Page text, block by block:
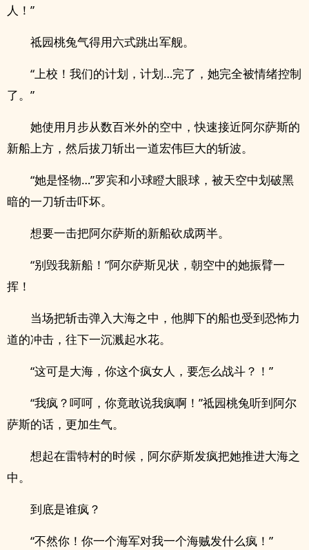
人！”
祗园桃兔气得用六式跳出军舰。
“上校！我们的计划，计划…完了，她完全被情绪控制
了。”
她使用月步从数百米外的空中，快速接近阿尔萨斯的
新船上方，然后拔刀斩出一道宏伟巨大的斩波。
“她是怪物…”罗宾和小球瞪大眼球，被天空中划破黑
暗的一刀斩击吓坏。
想要一击把阿尔萨斯的新船砍成两半。
“别毁我新船！”阿尔萨斯见状，朝空中的她振臂一
挥！
当场把斩击弹入大海之中，他脚下的船也受到恐怖力
道的冲击，往下一沉溅起水花。
“这可是大海，你这个疯女人，要怎么战斗？！”
“我疯？呵呵，你竟敢说我疯啊！”祗园桃兔听到阿尔
萨斯的话，更加生气。
想起在雷特村的时候，阿尔萨斯发疯把她推进大海之
中。
到底是谁疯？
“不然你！你一个海军对我一个海贼发什么疯！”